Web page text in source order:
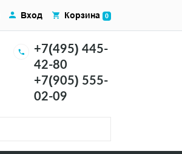
+7(495) 445-
42-80
+7(905) 555-
02-09
Вход Корзина 0